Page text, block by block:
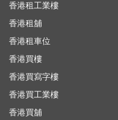
香港租工業樓
香港租舖
香港租車位
香港買樓
香港買寫字樓
香港買工業樓
香港買舖